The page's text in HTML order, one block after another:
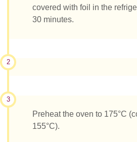
covered with foil in the
30 minutes.
2
3
Preheat the oven to 175°C
155°C).